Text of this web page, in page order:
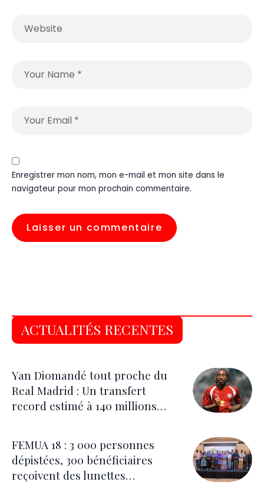
Enregistrer mon nom, mon e-mail et mon site dans le
navigateur pour mon prochain commentaire.
ACTUALITÉS RECENTES
Yan Diomandé tout proche du
Real Madrid : Un transfert
record estimé à 140 millions
FEMUA 18 : 3 000 personnes
dépistées, 300 bénéficiaires
reçoivent des lunettes